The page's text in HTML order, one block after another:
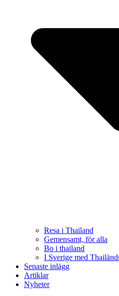
Resa i Thailand
Gemensamt, för alla
Bo i thailand
I Sverige med
Senaste inlägg
Artiklar
Nyheter